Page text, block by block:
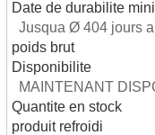
Date de durabilite
Jusqua Ø 404 jours
poids brut
Disponibilite
MAINTENANT
Quantite en stock
produit refroidi